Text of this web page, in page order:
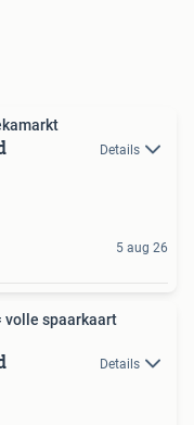
Details
5 aug 26
volle spaarkaart
Details